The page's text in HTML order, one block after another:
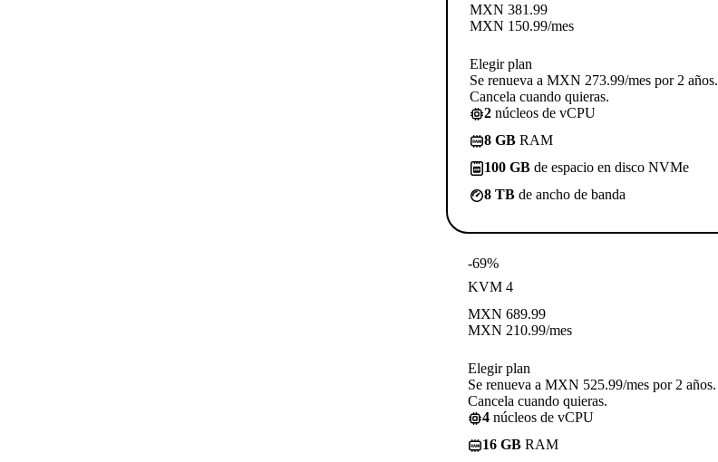
MXN 381.99
MXN 150.99/mes
Elegir plan
Se renueva a MXN 273.99/mes por 2 años.
Cancela cuando quieras.
2 núcleos de vCPU
8 GB RAM
100 GB de espacio en disco NVMe
8 TB de ancho de banda
-69%
KVM 4
MXN 689.99
MXN 210.99/mes
Elegir plan
Se renueva a MXN 525.99/mes por 2 años.
Cancela cuando quieras.
4 núcleos de vCPU
16 GB RAM